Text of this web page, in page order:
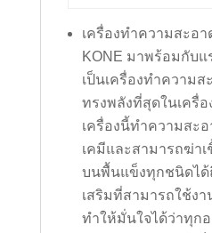
เครื่องทำความสะอ
KONE มาพร้อมกับแ
เป็นเครื่องทำความ
ทรงพลังที่สุดในเครื่อ
เครื่องนี้ทำความสะ
เคมีและสามารถฆ่า
บนพื้นแข็งทุกชนิดได้
เสริมที่สามารถใช้ง
ทำให้มั่นใจได้ว่าทุกอ